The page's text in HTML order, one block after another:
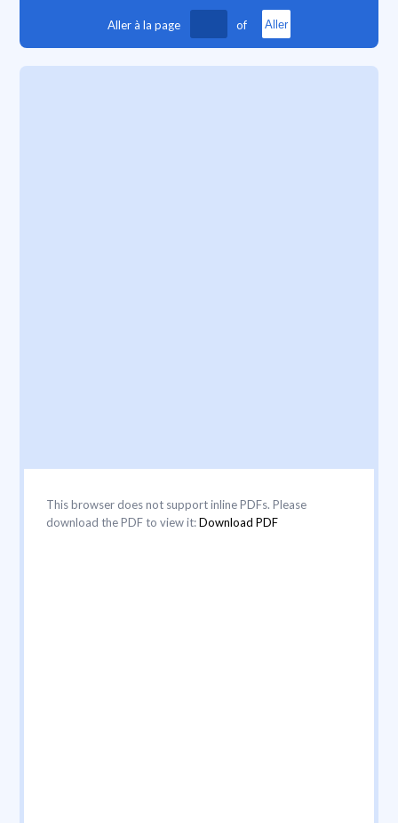
Aller à la page of Aller
This browser does not support inline PDFs. Please
download the PDF to view it:Download PDF